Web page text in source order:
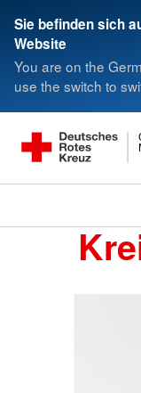
Sie befinden sich
Website
You are on the
use the switch to